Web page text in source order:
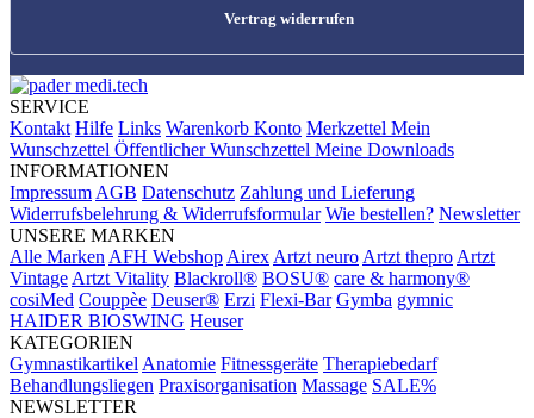
Vertrag widerrufen
SERVICE
Kontakt Hilfe Links Warenkorb Konto Merkzettel Mein
Wunschzettel Öffentlicher Wunschzettel Meine Downloads
INFORMATIONEN
Impressum AGB Datenschutz Zahlung und Lieferung
Widerrufsbelehrung & Widerrufsformular Wie bestellen? Newsletter
UNSERE MARKEN
Alle Marken AFH Webshop Airex Artzt neuro Artzt thepro Artzt
Vintage Artzt Vitality Blackroll® BOSU® care & harmony®
cosiMed Couppèe Deuser® Erzi Flexi-Bar Gymba gymnic
HAIDER BIOSWING Heuser
KATEGORIEN
Gymnastikartikel Anatomie Fitnessgeräte Therapiebedarf
Behandlungsliegen Praxisorganisation Massage SALE%
NEWSLETTER